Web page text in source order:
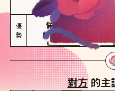
找火花，經常表達對
優
勢
保持戀愛新鮮感
用心策劃浪漫驚喜
對方的主